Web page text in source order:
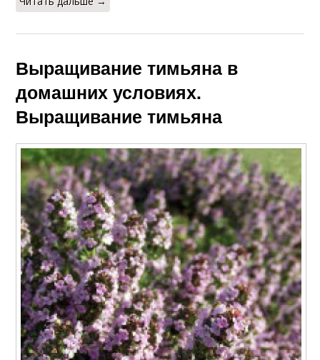
Выращивание тимьяна в
домашних условиях.
Выращивание тимьяна